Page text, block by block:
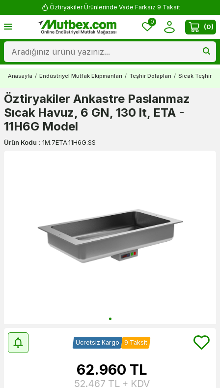
Öztiryakiler Ürünlerinde Vade Farksız 9 Taksit
0
(0)
Anasayfa / Endüstriyel Mutfak Ekipmanları / Teşhir Dolapları / Sıcak Teşhir
Öztiryakiler Ankastre Paslanmaz
Sıcak Havuz, 6 GN, 130 lt, ETA -
11H6G Model
Ürün Kodu : 1M.7ETA.11H6G.SS
Ücretsiz Kargo 9 Taksit
62.960 TL
52.467 TL + KDV